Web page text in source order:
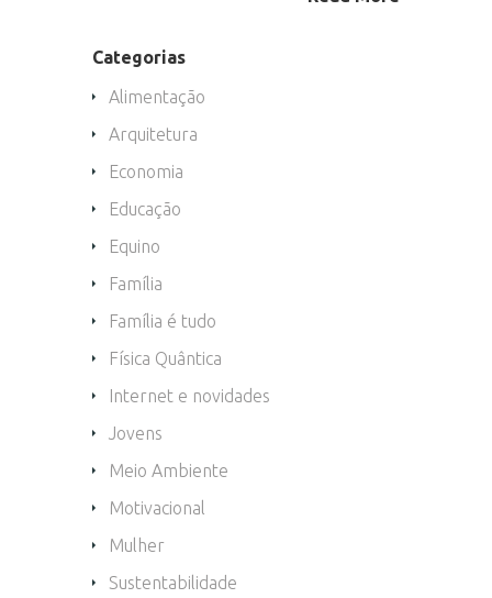
Categorias
Alimentação
Arquitetura
Economia
Educação
Equino
Família
Família é tudo
Física Quântica
Internet e novidades
Jovens
Meio Ambiente
Motivacional
Mulher
Sustentabilidade